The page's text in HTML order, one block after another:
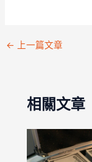
← 上一篇文章
相關文章